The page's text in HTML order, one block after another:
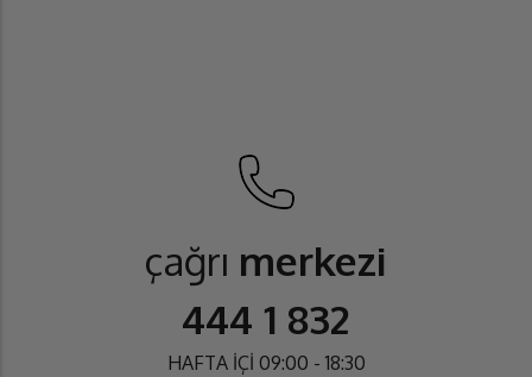
çağrı merkezi
444 1 832
HAFTA İÇİ 09:00 - 18:30